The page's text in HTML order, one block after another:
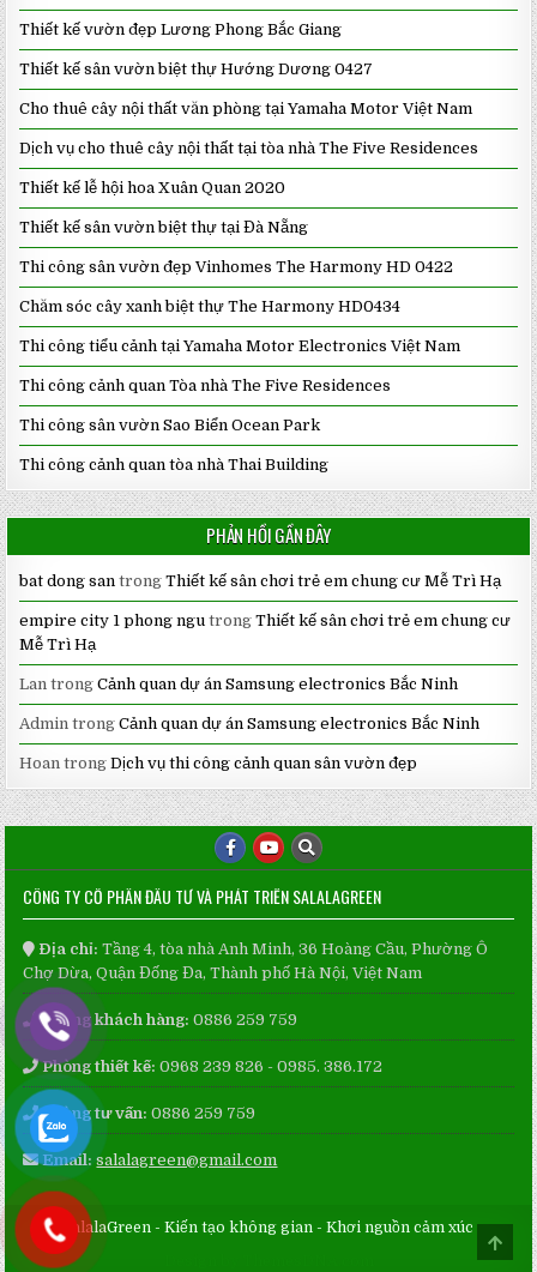
Thiết kế vườn đẹp Lương Phong Bắc Giang
Thiết kế sân vườn biệt thự Hướng Dương 0427
Cho thuê cây nội thất văn phòng tại Yamaha Motor Việt Nam
Dịch vụ cho thuê cây nội thất tại tòa nhà The Five Residences
Thiết kế lễ hội hoa Xuân Quan 2020
Thiết kế sân vườn biệt thự tại Đà Nẵng
Thi công sân vườn đẹp Vinhomes The Harmony HD 0422
Chăm sóc cây xanh biệt thự The Harmony HD0434
Thi công tiểu cảnh tại Yamaha Motor Electronics Việt Nam
Thi công cảnh quan Tòa nhà The Five Residences
Thi công sân vườn Sao Biển Ocean Park
Thi công cảnh quan tòa nhà Thai Building
PHẢN HỒI GẦN ĐÂY
bat dong san trongThiết kế sân chơi trẻ em chung cư Mễ Trì Hạ
empire city 1 phong ngu trongThiết kế sân chơi trẻ em chung cư
Mễ Trì Hạ
Lan trongCảnh quan dự án Samsung electronics Bắc Ninh
Admin trongCảnh quan dự án Samsung electronics Bắc Ninh
Hoan trongDịch vụ thi công cảnh quan sân vườn đẹp
CÔNG TY CỔ PHẦN ĐẦU TƯ VÀ PHÁT TRIỂN SALALAGREEN
Địa chỉ: Tầng 4, tòa nhà Anh Minh, 36 Hoàng Cầu, Phường Ô
Chợ Dừa, Quận Đống Đa, Thành phố Hà Nội, Việt Nam
Phòng khách hàng: 0886 259 759
Phòng thiết kế: 0968 239 826 - 0985. 386.172
Phòng tư vấn: 0886 259 759
Email: salalagreen@gmail.com
SalalaGreen - Kiến tạo không gian - Khơi nguồn cảm xúc
TO